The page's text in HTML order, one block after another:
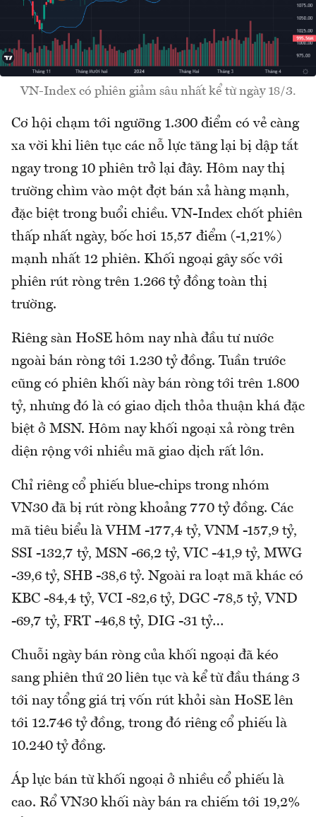
VN-Index có phiên giảm sâu nhất kể từ ngày 18/3.
Cơ hội chạm tới ngưỡng 1.300 điểm có vẻ càng
xa vời khi liên tục các nỗ lực tăng lại bị dập tắt
ngay trong 10 phiên trở lại đây. Hôm nay thị
trường chìm vào một đợt bán xả hàng mạnh,
đặc biệt trong buổi chiều. VN-Index chốt phiên
thấp nhất ngày, bốc hơi 15,57 điểm (-1,21%)
mạnh nhất 12 phiên. Khối ngoại gây sốc với
phiên rút ròng trên 1.266 tỷ đồng toàn thị
trường.
Riêng sàn HoSE hôm nay nhà đầu tư nước
ngoài bán ròng tới 1.230 tỷ đồng. Tuần trước
cũng có phiên khối này bán ròng tới trên 1.800
tỷ, nhưng đó là có giao dịch thỏa thuận khá đặc
biệt ở MSN. Hôm nay khối ngoại xả ròng trên
diện rộng với nhiều mã giao dịch rất lớn.
Chỉ riêng cổ phiếu blue-chips trong nhóm
VN30 đã bị rút ròng khoảng 770 tỷ đồng. Các
mã tiêu biểu là VHM -177,4 tỷ, VNM -157,9 tỷ,
SSI -132,7 tỷ, MSN -66,2 tỷ, VIC -41,9 tỷ, MWG
-39,6 tỷ, SHB -38,6 tỷ. Ngoài ra loạt mã khác có
KBC -84,4 tỷ, VCI -82,6 tỷ, DGC -78,5 tỷ, VND
-69,7 tỷ, FRT -46,8 tỷ, DIG -31 tỷ…
Chuỗi ngày bán ròng của khối ngoại đã kéo
sang phiên thứ 20 liên tục và kể từ đầu tháng 3
tới nay tổng giá trị vốn rút khỏi sàn HoSE lên
tới 12.746 tỷ đồng, trong đó riêng cổ phiếu là
10.240 tỷ đồng.
Áp lực bán từ khối ngoại ở nhiều cổ phiếu là
cao. Rổ VN30 khối này bán ra chiếm tới 19,2%